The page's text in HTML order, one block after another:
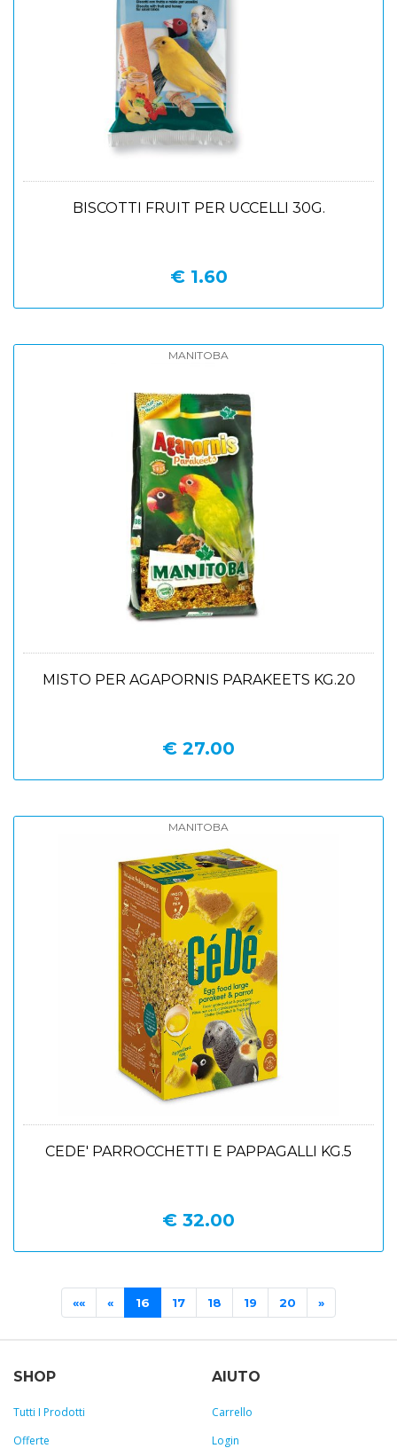
BISCOTTI FRUIT PER UCCELLI 30G.
€ 1.60
MANITOBA
MISTO PER AGAPORNIS PARAKEETS KG.20
€ 27.00
MANITOBA
CEDE' PARROCCHETTI E PAPPAGALLI KG.5
€ 32.00
«« « 16 17 18 19 20 »
SHOP
Tutti I Prodotti
Offerte
AIUTO
Carrello
Login